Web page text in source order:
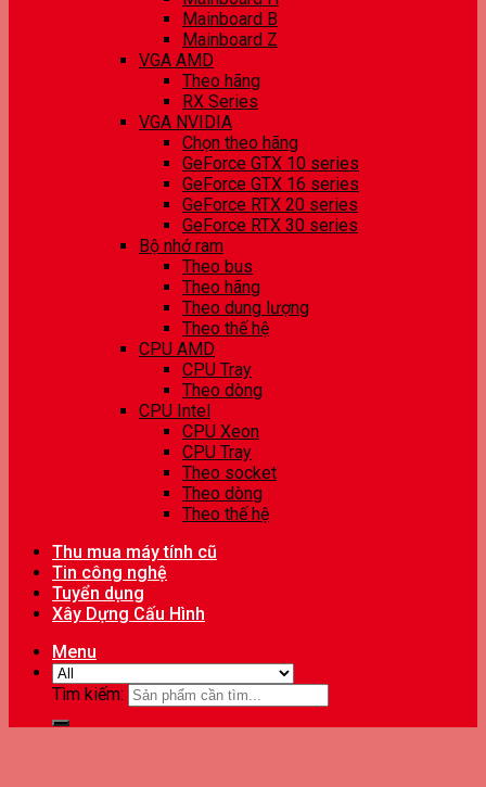
Mainboard B
Mainboard Z
VGA AMD
Theo hãng
RX Series
VGA NVIDIA
Chọn theo hãng
GeForce GTX 10 series
GeForce GTX 16 series
GeForce RTX 20 series
GeForce RTX 30 series
Bộ nhớ ram
Theo bus
Theo hãng
Theo dung lượng
Theo thế hệ
CPU AMD
CPU Tray
Theo dòng
CPU Intel
CPU Xeon
CPU Tray
Theo socket
Theo dòng
Theo thế hệ
Thu mua máy tính cũ
Tin công nghệ
Tuyển dụng
Xây Dựng Cấu Hình
Menu
Tìm kiếm: